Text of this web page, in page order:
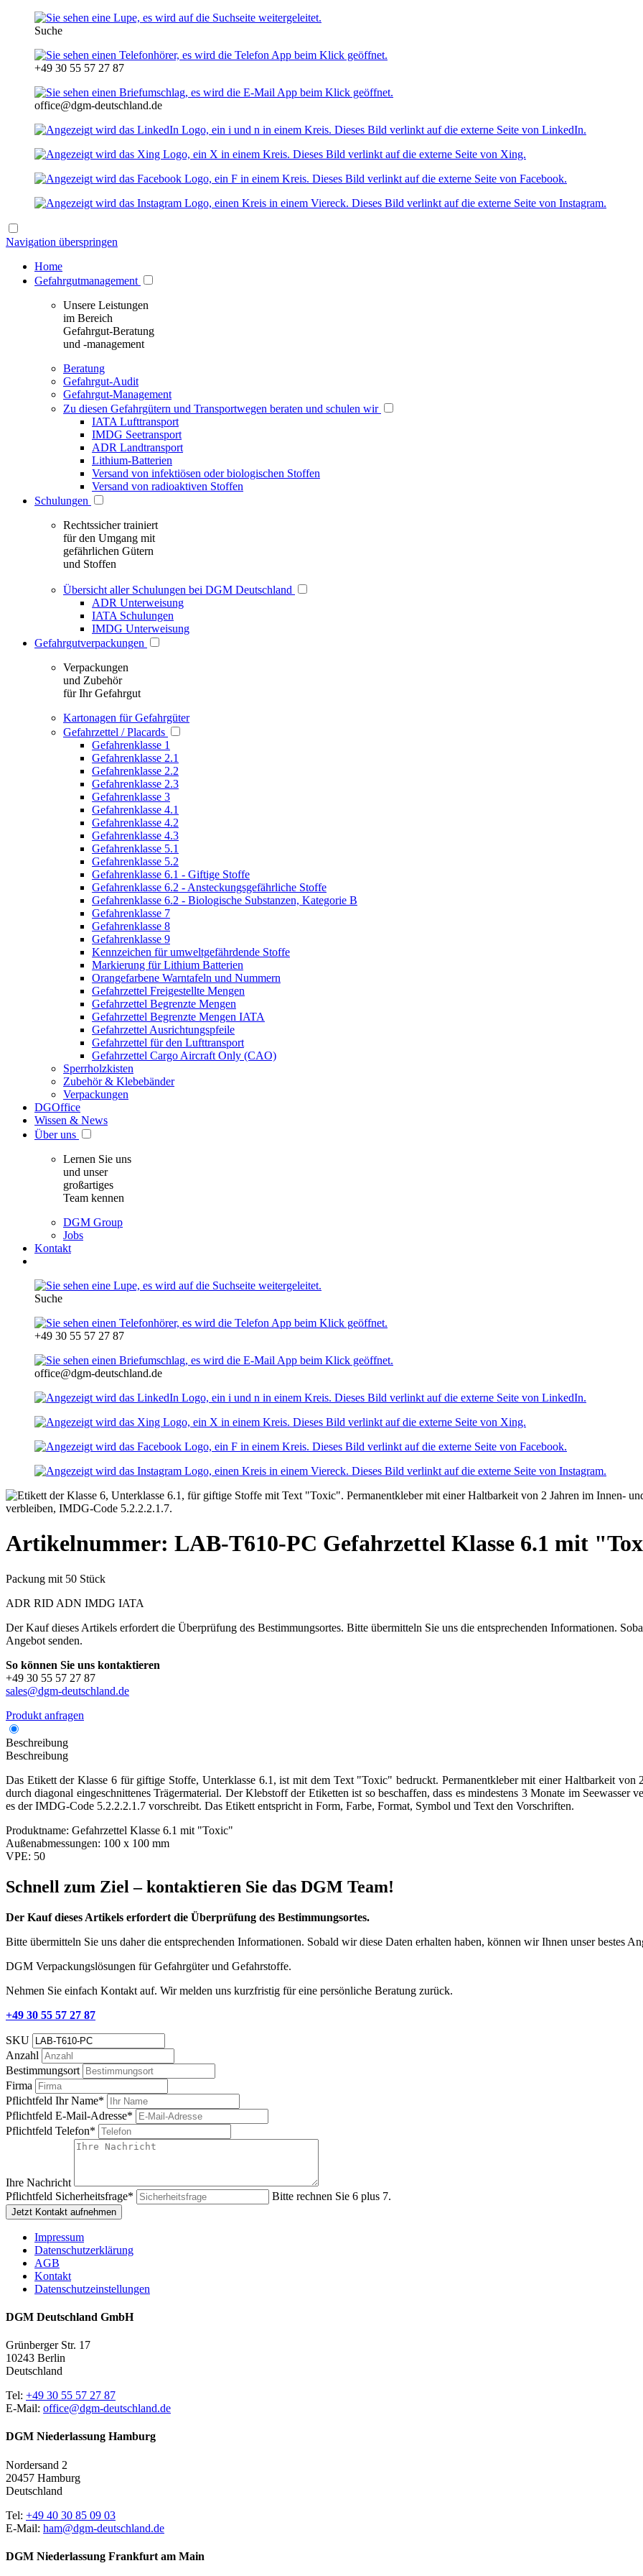
Suche
+49 30 55 57 27 87
office@dgm-deutschland.de
Navigation überspringen
Home
Gefahrgutmanagement
Unsere Leistungen
im Bereich
Gefahrgut-Beratung
und -management
Beratung
Gefahrgut-Audit
Gefahrgut-Management
Zu diesen Gefahrgütern und Transportwegen beraten und schulen wir
IATA Lufttransport
IMDG Seetransport
ADR Landtransport
Lithium-Batterien
Versand von infektiösen oder biologischen Stoffen
Versand von radioaktiven Stoffen
Schulungen
Rechtssicher trainiert
für den Umgang mit
gefährlichen Gütern
und Stoffen
Übersicht aller Schulungen bei DGM Deutschland
ADR Unterweisung
IATA Schulungen
IMDG Unterweisung
Gefahrgutverpackungen
Verpackungen
und Zubehör
für Ihr Gefahrgut
Kartonagen für Gefahrgüter
Gefahrzettel / Placards
Gefahrenklasse 1
Gefahrenklasse 2.1
Gefahrenklasse 2.2
Gefahrenklasse 2.3
Gefahrenklasse 3
Gefahrenklasse 4.1
Gefahrenklasse 4.2
Gefahrenklasse 4.3
Gefahrenklasse 5.1
Gefahrenklasse 5.2
Gefahrenklasse 6.1 - Giftige Stoffe
Gefahrenklasse 6.2 - Ansteckungsgefährliche Stoffe
Gefahrenklasse 6.2 - Biologische Substanzen, Kategorie B
Gefahrenklasse 7
Gefahrenklasse 8
Gefahrenklasse 9
Kennzeichen für umweltgefährdende Stoffe
Markierung für Lithium Batterien
Orangefarbene Warntafeln und Nummern
Gefahrzettel Freigestellte Mengen
Gefahrzettel Begrenzte Mengen
Gefahrzettel Begrenzte Mengen IATA
Gefahrzettel Ausrichtungspfeile
Gefahrzettel für den Lufttransport
Gefahrzettel Cargo Aircraft Only (CAO)
Sperrholzkisten
Zubehör & Klebebänder
Verpackungen
DGOffice
Wissen & News
Über uns
Lernen Sie uns
und unser
großartiges
Team kennen
DGM Group
Jobs
Kontakt
Suche
+49 30 55 57 27 87
office@dgm-deutschland.de
Artikelnummer: LAB-T610-PC Gefahrzettel Klasse 6.1 mit
Packung mit 50 Stück
ADR RID ADN IMDG IATA
Der Kauf dieses Artikels erfordert die Überprüfung des Bestimmungsortes. Bitte übermitteln Sie uns die entsprechenden Informationen.
Angebot senden.
So können Sie uns kontaktieren
+49 30 55 57 27 87
sales@dgm-deutschland.de
Produkt anfragen
Beschreibung
Beschreibung
Das Etikett der Klasse 6 für giftige Stoffe, Unterklasse 6.1, ist mit dem Text "Toxic" bedruckt. Permanentkleber mit einer Haltbarkeit von
durch diagonal eingeschnittenes Trägermaterial. Der Klebstoff der Etiketten ist so beschaffen, dass es mindestens 3 Monate im
es der IMDG-Code 5.2.2.2.1.7 vorschreibt. Das Etikett entspricht in Form, Farbe, Format, Symbol und Text den Vorschriften.
Produktname: Gefahrzettel Klasse 6.1 mit "Toxic"
Außenabmessungen: 100 x 100 mm
VPE: 50
Schnell zum Ziel – kontaktieren Sie das DGM Team!
Der Kauf dieses Artikels erfordert die Überprüfung des Bestimmungsortes.
Bitte übermitteln Sie uns daher die entsprechenden Informationen. Sobald wir diese Daten erhalten haben, können wir Ihnen unser bestes
DGM Verpackungslösungen für Gefahrgüter und Gefahrstoffe.
Nehmen Sie einfach Kontakt auf. Wir melden uns kurzfristig für eine persönliche Beratung zurück.
+49 30 55 57 27 87
SKU
Anzahl
Bestimmungsort
Firma
Pflichtfeld Ihr Name*
Pflichtfeld E-Mail-Adresse*
Pflichtfeld Telefon*
Ihre Nachricht
Pflichtfeld Sicherheitsfrage* Bitte rechnen Sie 6 plus 7.
Jetzt Kontakt aufnehmen
Impressum
Datenschutzerklärung
AGB
Kontakt
Datenschutzeinstellungen
DGM Deutschland GmbH
Grünberger Str. 17
10243 Berlin
Deutschland
Tel: +49 30 55 57 27 87
E-Mail: office@dgm-deutschland.de
DGM Niederlassung Hamburg
Nordersand 2
20457 Hamburg
Deutschland
Tel: +49 40 30 85 09 03
E-Mail: ham@dgm-deutschland.de
DGM Niederlassung Frankfurt am Main